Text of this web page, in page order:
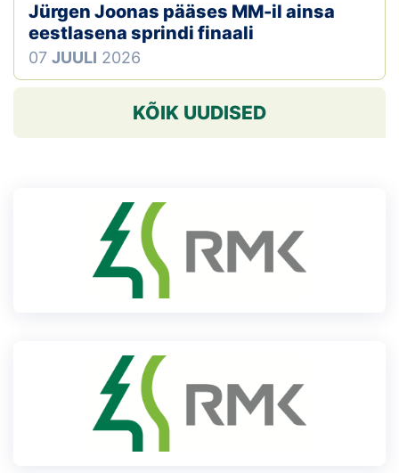
Jürgen Joonas pääses MM-il ainsa
eestlasena sprindi finaali
07 JUULI 2026
KÕIK UUDISED